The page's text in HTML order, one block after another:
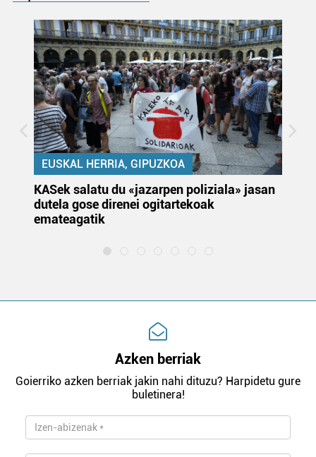
EUSKAL HERRIA, GIPUZKOA
KASek salatu du «jazarpen poliziala» jasan
dutela gose direnei ogitartekoak
emateagatik
Azken berriak
Goierriko azken berriak jakin nahi dituzu? Harpidetu gure
buletinera!